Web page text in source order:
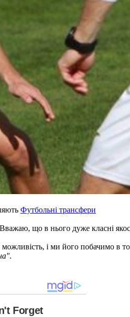
Футбольні трансфери
що в нього дуже класні
і ми його побачимо в